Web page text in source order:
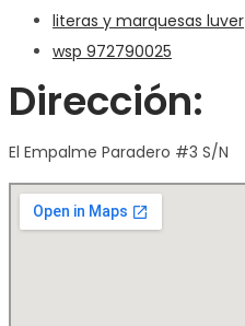
literas y marquesas luver
wsp 972790025
Dirección:
El Empalme Paradero #3 S/N